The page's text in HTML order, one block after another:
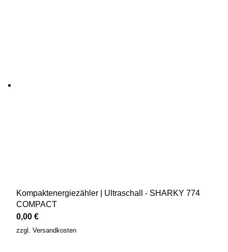
Kompaktenergiezähler | Ultraschall - SHARKY 774
COMPACT
0,00 €
zzgl. Versandkosten